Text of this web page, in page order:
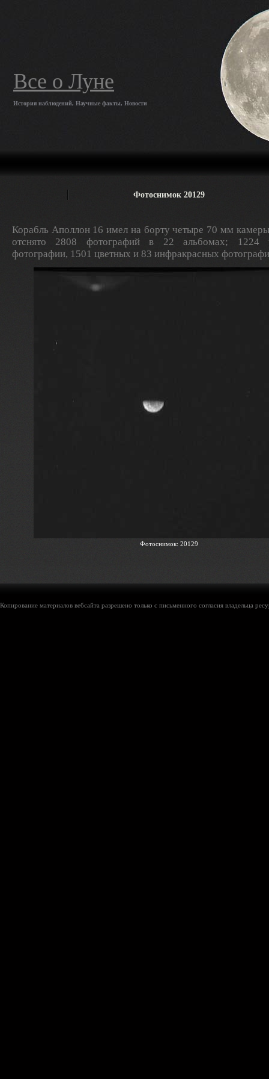
Все о Луне
История наблюдений, Научные факты, Новости
Фотоснимок 20129
Корабль Аполлон 16 имел на борту четыре 70 мм
отснято 2808 фотографий в 22 альбомах; 1224
фотографии, 1501 цветных и 83 инфракрасных
Фотоснимок: 20129
Копирование материалов вебсайта разрешено только с письменного согласия владельца